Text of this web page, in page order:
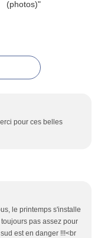
pour ces belles
le printemps s'installe
pas assez pour
est en danger !!!<br